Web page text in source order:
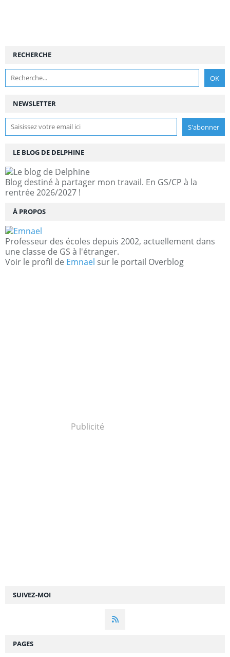
NEWSLETTER
SUIVEZ-MOI
RECHERCHE
LE BLOG DE DELPHINE
Blog destiné à partager mon travail. En GS/CP à la
rentrée 2026/2027 !
À PROPOS
Professeur des écoles depuis 2002, actuellement dans
une classe de GS à l'étranger.
Voir le profil de Emnael sur le portail Overblog
Publicité
PAGES